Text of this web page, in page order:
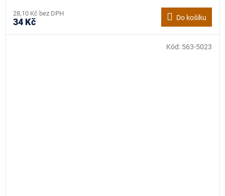
28,10 Kč bez DPH
34 Kč Do košíku
Kód: 563-5023